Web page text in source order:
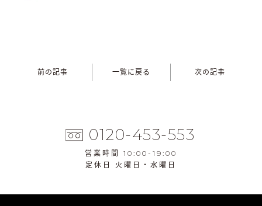
前の記事 一覧に戻る 次の記事
0120-453-553
営業時間 10:00-19:00
定休日 火曜日・水曜日